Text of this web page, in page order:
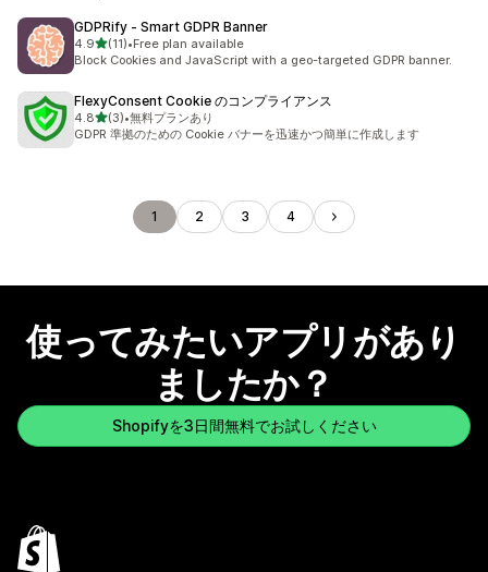
GDPRify ‑ Smart GDPR Banner
4.95つ星中
(11)
合計レビュー数：11件
•Free plan available
Block Cookies and JavaScript with a geo-targeted GDPR banner.
FlexyConsent Cookie のコンプライアンス
4.85つ星中
(3)
合計レビュー数：3件
•無料プランあり
GDPR 準拠のための Cookie バナーを迅速かつ簡単に作成します
1 2 3 4
使ってみたいアプリがあり
ましたか？
Shopifyを3日間無料でお試しください